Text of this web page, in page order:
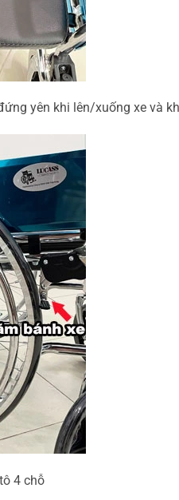
yên khi lên/xuống xe và
4 chỗ